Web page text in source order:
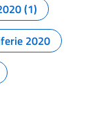
(1)
2020